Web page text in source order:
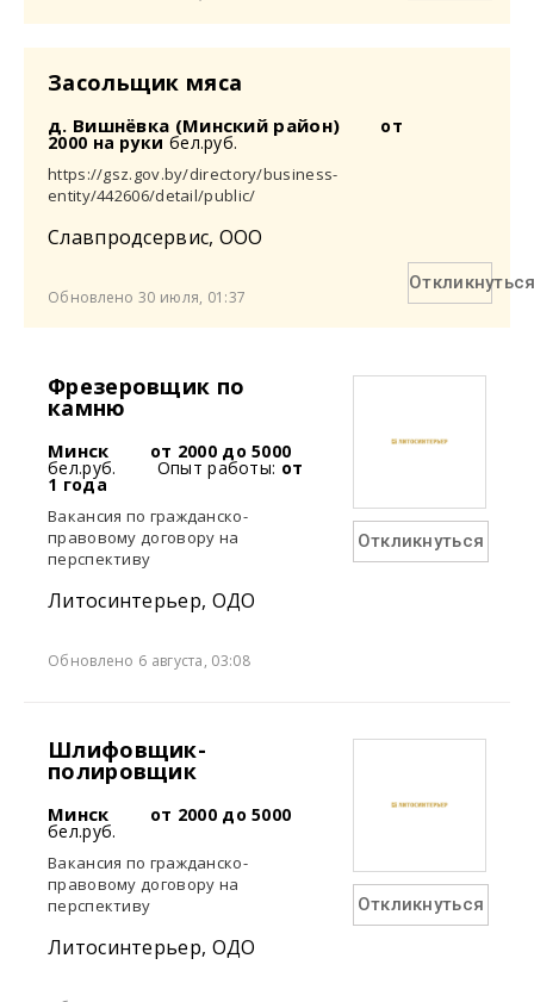
Засольщик мяса
д. Вишнёвка (Минский район) от
2000 на руки бел.руб.
https://gsz.gov.by/directory/business-
entity/442606/detail/public/
Славпродсервис, ООО
Обновлено 30 июля, 01:37
Фрезеровщик по
камню
Минск от 2000 до 5000
бел.руб. Опыт работы: от
1 года
Вакансия по гражданско-
правовому договору на
перспективу
Литосинтерьер, ОДО
Обновлено 6 августа, 03:08
Откликнуться
Шлифовщик-
полировщик
Минск от 2000 до 5000
бел.руб.
Вакансия по гражданско-
правовому договору на
перспективу
Литосинтерьер, ОДО
Откликнуться